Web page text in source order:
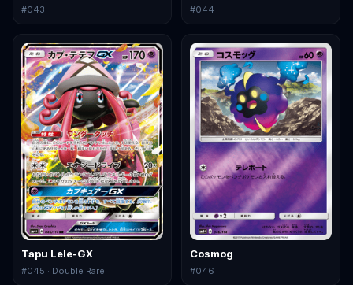
#043 #044
Tapu Lele-GX
#045 · Double Rare
Cosmog
#046